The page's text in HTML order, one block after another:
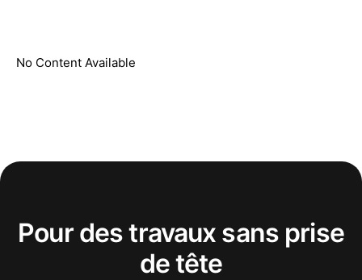
No Content Available
Pour des travaux sans prise
de tête